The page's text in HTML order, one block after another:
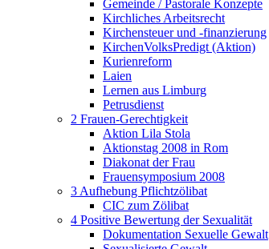
Gemeinde / Pastorale Konzepte
Kirchliches Arbeitsrecht
Kirchensteuer und -finanzierung
KirchenVolksPredigt (Aktion)
Kurienreform
Laien
Lernen aus Limburg
Petrusdienst
2 Frauen-Gerechtigkeit
Aktion Lila Stola
Aktionstag 2008 in Rom
Diakonat der Frau
Frauensymposium 2008
3 Aufhebung Pflichtzölibat
CIC zum Zölibat
4 Positive Bewertung der Sexualität
Dokumentation Sexuelle Gewalt